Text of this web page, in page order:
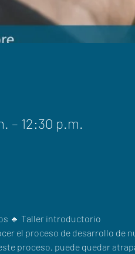
– 12:30 p.m.
🔹 Taller introductorio
el proceso de desarrollo de
proceso, puede quedar